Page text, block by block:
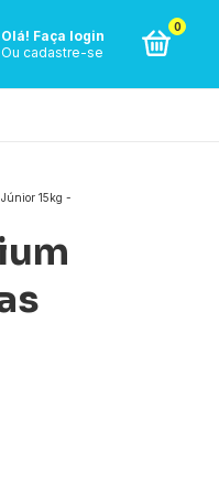
Olá! Faça login
Ou cadastre-se
0
15kg -